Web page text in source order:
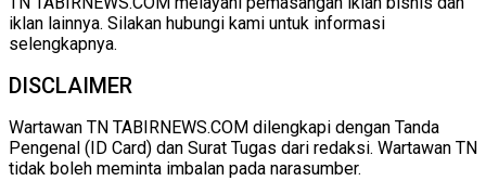
iklan lainnya. Silakan hubungi kami untuk informasi
selengkapnya.
DISCLAIMER
Wartawan TN TABIRNEWS.COM dilengkapi dengan Tanda
Pengenal (ID Card) dan Surat Tugas dari redaksi. Wartawan TN
tidak boleh meminta imbalan pada narasumber.